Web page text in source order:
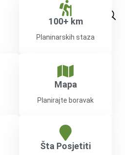
100+ km
Planinarskih staza
Mapa
Planirajte boravak
Šta Posjetiti